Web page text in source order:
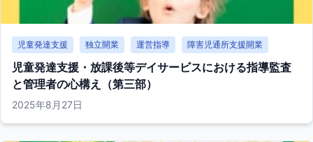
児童発達支援 独立開業 運営指導 障害児通所支援開業
児童発達支援・放課後等デイサービスにおける指導監査
と管理者の心構え（第三部）
2025年8月27日